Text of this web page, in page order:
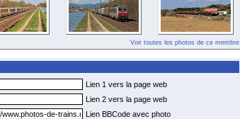
Voir toutes les photos de ce membre
Lien 1 vers la page web
Lien 2 vers la page web
Lien BBCode avec photo